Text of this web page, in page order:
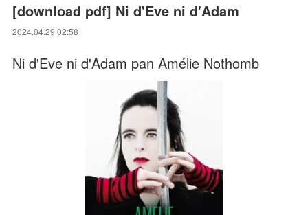
[download pdf] Ni d'Eve ni d'Adam
2024.04.29 02:58
Ni d'Eve ni d'Adam pan Amélie Nothomb